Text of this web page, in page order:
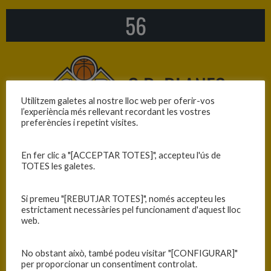
56
C.B. BLANES
Utilitzem galetes al nostre lloc web per oferir-vos
l’experiència més rellevant recordant les vostres
preferències i repetint visites.
En fer clic a "[ACCEPTAR TOTES]", accepteu l'ús de
TOTES les galetes.
Si premeu "[REBUTJAR TOTES]", només accepteu les
estrictament necessàries pel funcionament d'aquest lloc
web.
No obstant això, també podeu visitar "[CONFIGURAR]"
per proporcionar un consentiment controlat.